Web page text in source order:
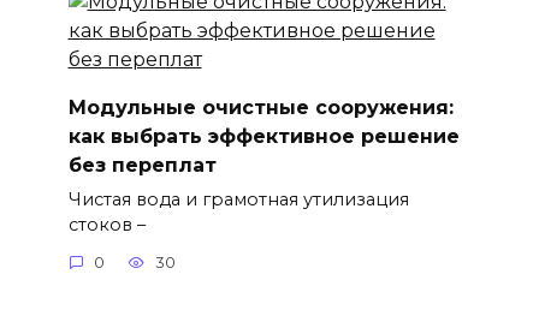
Модульные очистные сооружения:
как выбрать эффективное решение
без переплат
Чистая вода и грамотная утилизация
стоков –
0 30